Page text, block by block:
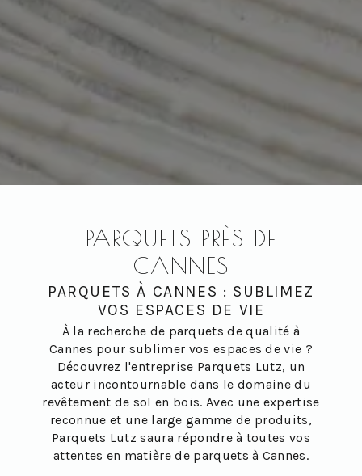
PARQUETS PRÈS DE
CANNES
PARQUETS À CANNES : SUBLIMEZ
VOS ESPACES DE VIE
À la recherche de parquets de qualité à
Cannes pour sublimer vos espaces de vie ?
Découvrez l'entreprise Parquets Lutz, un
acteur incontournable dans le domaine du
revêtement de sol en bois. Avec une expertise
reconnue et une large gamme de produits,
Parquets Lutz saura répondre à toutes vos
attentes en matière de parquets à Cannes.